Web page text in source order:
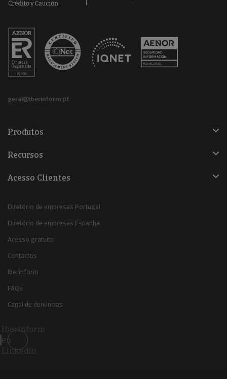
geral@iberinform.pt
Produtos
Recursos
Acesso Clientes
Diretório de empresas Portugal
Diretório de empresas Espanha
Acesso gratuito
Contactos
Iberinform
FAQs
Canal de denúncias
Iberinform
en
Linkedin